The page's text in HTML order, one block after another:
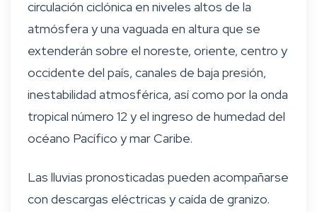
circulación ciclónica en niveles altos de la
atmósfera y una vaguada en altura que se
extenderán sobre el noreste, oriente, centro y
occidente del país, canales de baja presión,
inestabilidad atmosférica, así como por la onda
tropical número 12 y el ingreso de humedad del
océano Pacífico y mar Caribe.
Las lluvias pronosticadas pueden acompañarse
con descargas eléctricas y caída de granizo.